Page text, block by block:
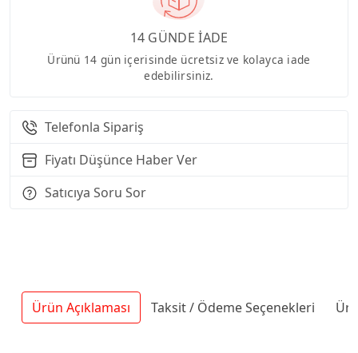
14 GÜNDE İADE
Ürünü 14 gün içerisinde ücretsiz ve kolayca iade
edebilirsiniz.
Telefonla Sipariş
Fiyatı Düşünce Haber Ver
Satıcıya Soru Sor
Ürün Açıklaması Taksit / Ödeme Seçenekleri